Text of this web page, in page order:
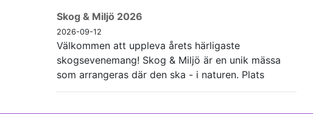
Skog & Miljö 2026
2026-09-12
Välkommen att uppleva årets härligaste
skogsevenemang! Skog & Miljö är en unik mässa
som arrangeras där den ska - i naturen. Plats